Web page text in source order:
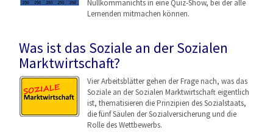
Nullkommanichts in eine Quiz-Show, bei der alle
Lernenden mitmachen können.
Was ist das Soziale an der Sozialen
Marktwirtschaft?
Vier Arbeitsblätter gehen der Frage nach, was das
Soziale an der Sozialen Marktwirtschaft eigentlich
ist, thematisieren die Prinzipien des Sozialstaats,
die fünf Säulen der Sozialversicherung und die
Rolle des Wettbewerbs.